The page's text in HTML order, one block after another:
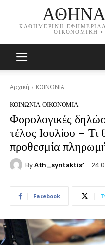
ΚΑΘΗΜΕΡΙΝΗ
ΟΙΚΟΝΟΜΙΚΗ •
Αρχική ΚΟΙΝΩΝΙΑ
ΚΟΙΝΩΝΙΑ ΟΙΚΟΝΟΜΙΑ
Φορολογικές
τέλος Ιουλίου – Τι
προθεσμία
By Ath_syntaktis1
Facebook